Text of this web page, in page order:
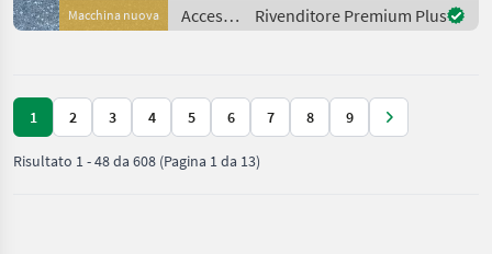
Macchina nuova
Accessori
per
Rivenditore Premium Plus
1 2 3 4 5 6 7 8 9
Risultato 1-48da 608 (Pagina 1 da 13)